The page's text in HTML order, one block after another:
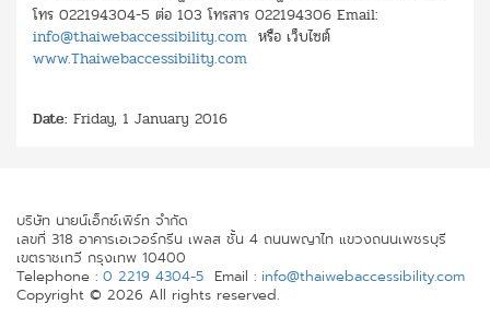
โทร 022194304-5 ต่อ 103 โทรสาร 022194306 Email:
info@thaiwebaccessibility.com หรือ เว็บไซต์
www.Thaiwebaccessibility.com
Date: Friday, 1 January 2016
บริษัท นายน์เอ็กซ์เพิร์ท จำกัด
เลขที่ 318 อาคารเอเวอร์กรีน เพลส ชั้น 4 ถนนพญาไท แขวงถนนเพชรบุรี
เขตราชเทวี กรุงเทพ 10400
Telephone : 0 2219 4304-5 Email : info@thaiwebaccessibility.com
Copyright © 2026 All rights reserved.